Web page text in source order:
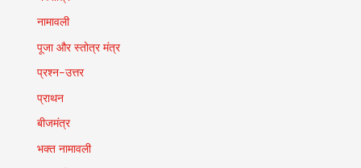
नामावली
पूजा और स्तोत्र मंत्र
प्रश्न-उत्तर
प्राथन
बीजमंत्र
भक्त नामावली